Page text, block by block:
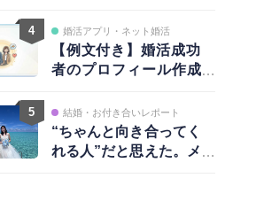
自信
4 婚活アプリ・ネット婚活
【例文付き】婚活成功
者のプロフィール作成
アプローチ戦略まで完
全ガイド
5 結婚・お付き合いレポート
“ちゃんと向き合ってく
れる人”だと思えた。メ